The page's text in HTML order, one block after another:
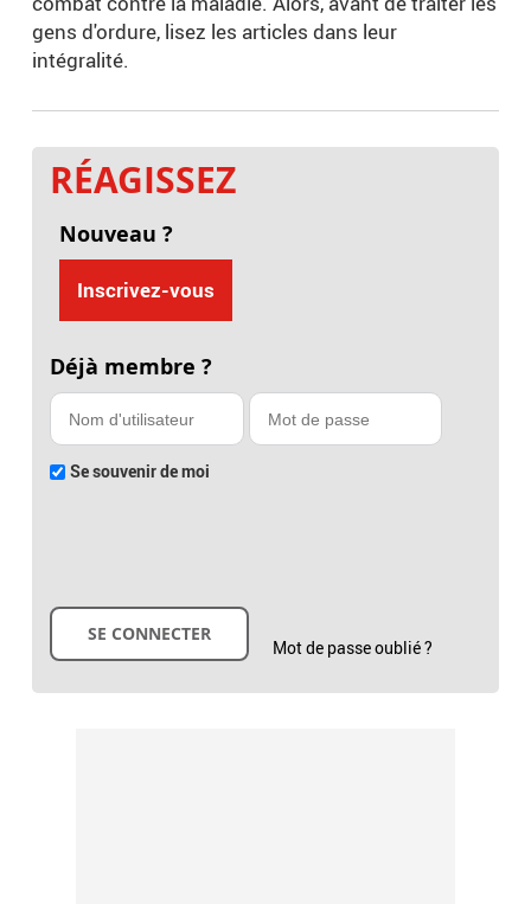
gens d'ordure, lisez les articles dans leur
intégralité.
RÉAGISSEZ
Nouveau ?
Inscrivez-vous
Déjà membre ?
Se souvenir de moi
Mot de passe oublié ?